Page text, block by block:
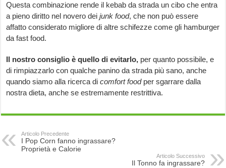
Questa combinazione rende il kebab da strada un cibo che entra
a pieno diritto nel novero deijunk food, che non può essere
affatto considerato migliore di altre schifezze come gli hamburger
da fast food.
Il nostro consiglio è quello di evitarlo, per quanto possibile, e
di rimpiazzarlo con qualche panino da strada più sano, anche
quando siamo alla ricerca dicomfort foodper sgarrare dalla
nostra dieta, anche se estremamente restrittiva.
Articolo Precedente
I Pop Corn fanno ingrassare?
Proprietà e Calorie
Articolo Successivo
Il Tonno fa ingrassare?